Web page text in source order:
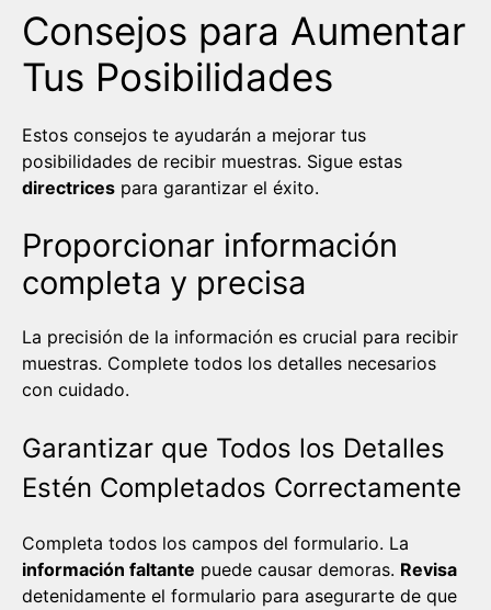
Consejos para Aumentar
Tus Posibilidades
Estos consejos te ayudarán a mejorar tus
posibilidades de recibir muestras. Sigue estas
directrices para garantizar el éxito.
Proporcionar información
completa y precisa
La precisión de la información es crucial para recibir
muestras. Complete todos los detalles necesarios
con cuidado.
Garantizar que Todos los Detalles
Estén Completados Correctamente
Completa todos los campos del formulario. La
información faltante puede causar demoras. Revisa
detenidamente el formulario para asegurarte de que